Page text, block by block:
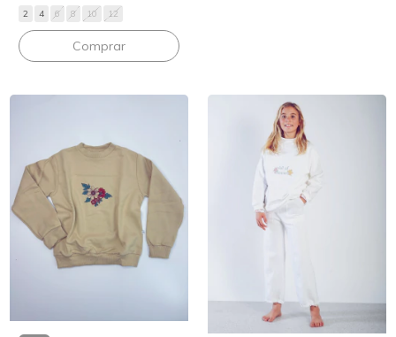
2
4 6 8 10 12
Comprar